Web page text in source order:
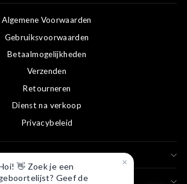
Algemene Voorwaarden
Gebruiksvoorwaarden
Betaalmogelijkheden
Verzenden
Retourneren
Dienst na verkoop
Privacybeleid
LAND VAN OOIT
CONTACT
×
👋 Zoek je een
Geef de